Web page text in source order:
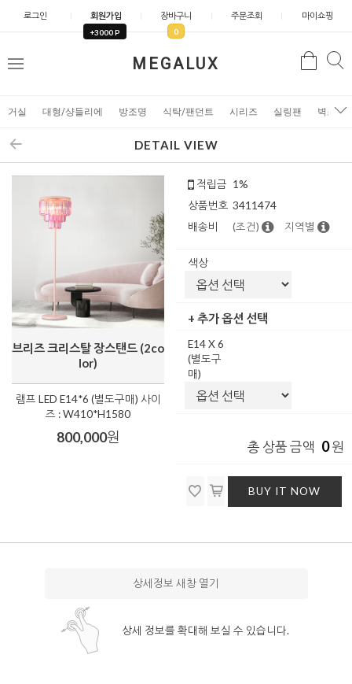
로그인 회원가입
+3000 P
장바구니
0
주문조회 마이쇼핑
MEGALUX
메
검
거실 대형/샹들리에 방조명 식탁/팬던트 시리즈 실링팬 벽조명
DETAIL VIEW
브리즈 크리스탈 장스탠드 (2co
lor)
램프 LED E14*6 (별도구매) 사이
즈 : W410*H1580
800,000원
적립금 1%
상품번호 3411474
배송비
(조건) 지역별
색상
+ 추가 옵션 선택
E14 X 6
(별도구
매)
총 상품 금액 0원
BUY IT NOW
상세정보 새창 열기
상세 정보를 확대해 보실 수 있습니다.